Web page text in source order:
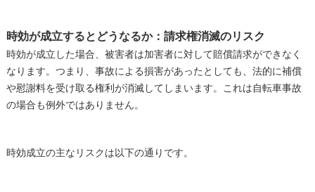
時効が成立するとどうなるか：請求権消滅のリスク
時効が成立した場合、被害者は加害者に対して賠償請求ができなく
なります。つまり、事故による損害があったとしても、法的に補償
や慰謝料を受け取る権利が消滅してしまいます。これは自転車事故
の場合も例外ではありません。
時効成立の主なリスクは以下の通りです。